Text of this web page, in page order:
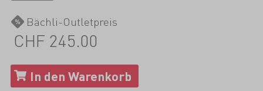
Bächli-Outletpreis
CHF 245.00